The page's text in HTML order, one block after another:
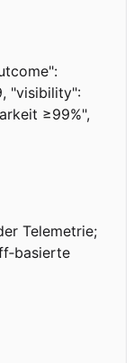
"visibility":
≥99%",
Telemetrie;
‑basierte